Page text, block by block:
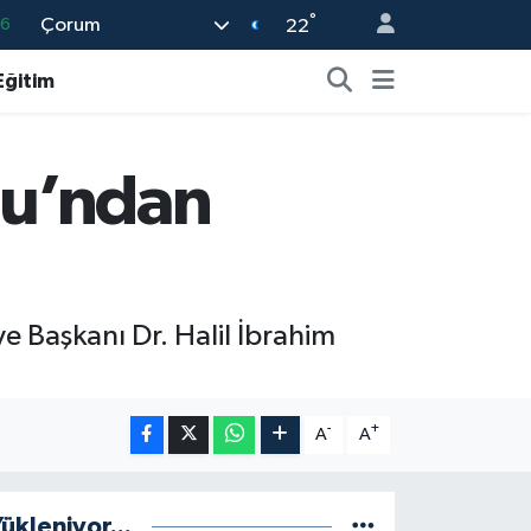
Çorum 22°
Başkanı Dr. Halil İbrahim
A- A+